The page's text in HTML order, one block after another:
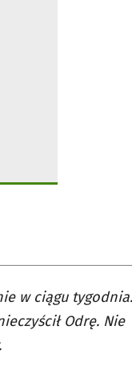
w ciągu tygodnia.
Odrę. Nie